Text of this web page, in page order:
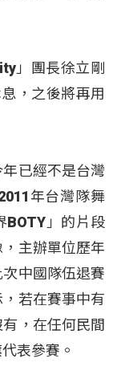
」團長徐立剛
，之後將再用
已經不是台灣
年台灣隊舞
BOTY」的片段
主辦單位歷年
中國隊伍退賽
若在賽事中有
，在任何民間
表參賽。